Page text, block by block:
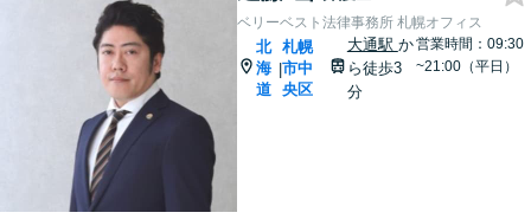
ベリーベスト法律事務所 札幌オフィス
北
海
道
|
札幌
市中
央区
大通駅 か
ら徒歩3
分
営業時間：09:30
~21:00（平日）